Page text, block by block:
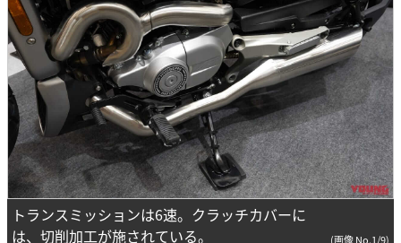
トランスミッションは6速。クラッチカバーに
は、切削加工が施されている。
(画像 No.1/9)